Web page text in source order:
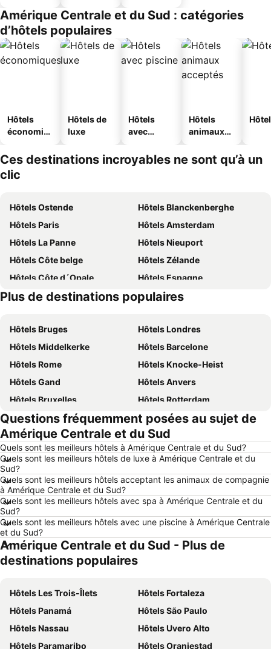
s
Amérique Centrale et du Sud : catégories
d’hôtels populaires
Hôtels
économiq
Hôtels de
luxe
Hôtels
avec
Hôtels
animaux
Ces destinations incroyables ne sont qu’à un
clic
Hôtels Ostende
Hôtels Blanckenberghe
Hôtels Paris
Hôtels Amsterdam
Hôtels La Panne
Hôtels Nieuport
Hôtels Côte belge
Hôtels Zélande
Hôtels Côte d´Opale
Hôtels Espagne
Hôtels Belgique
Hôtels Ardennes belges
Plus de destinations populaires
Hôtels Bruges
Hôtels Londres
Hôtels Middelkerke
Hôtels Barcelone
Hôtels Rome
Hôtels Knocke-Heist
Hôtels Gand
Hôtels Anvers
Hôtels Bruxelles
Hôtels Rotterdam
Hôtels Maastricht
Hôtels Durbuy
Hôtels Hasselt
Hôtels New York
Hôtels Boulogne-sur-Mer
Hôtels Le Coq
Hôtels Le Touquet-Paris-Plage
Hôtels Málaga
Hôtels France
Hôtels Luxembourg
Hôtels Ténérife
Hôtels Majorque
Hôtels Ibiza
Hôtels Italie
Hôtels Normandie
Hôtels Pays-Bas
Hôtels Lac de Garde
Hôtels Costa Brava
Hôtels Bretagne
Hôtels Mosel/ Saar
Hôtels Sicile
Hôtels Malte
Hôtels Grande Canarie
Hôtels Turquie
Questions fréquemment posées au sujet de
Amérique Centrale et du Sud
Quels sont les meilleurs hôtels à Amérique Centrale et du Sud?
Quels sont les meilleurs hôtels de luxe à Amérique Centrale et du
Sud?
Quels sont les meilleurs hôtels acceptant les animaux de compagnie
à Amérique Centrale et du Sud?
Quels sont les meilleurs hôtels avec spa à Amérique Centrale et du
Sud?
Quels sont les meilleurs hôtels avec une piscine à Amérique Centrale
et du Sud?
Amérique Centrale et du Sud - Plus de
destinations populaires
Hôtels Les Trois-Îlets
Hôtels Fortaleza
Hôtels Panamá
Hôtels São Paulo
Hôtels Nassau
Hôtels Uvero Alto
Hôtels Paramaribo
Hôtels Oranjestad